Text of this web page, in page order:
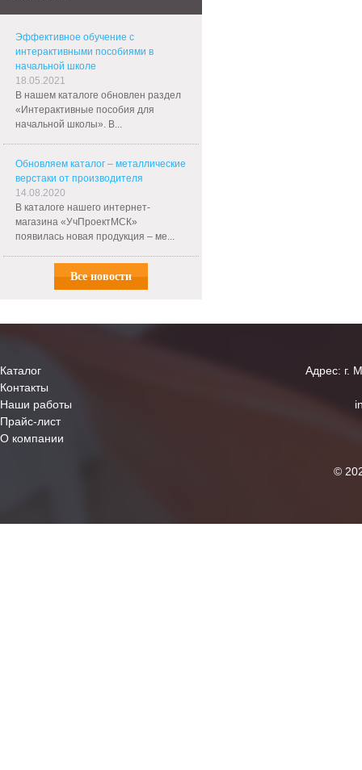
Эффективное обучение с
интерактивными пособиями в
начальной школе
18.05.2021
В нашем каталоге обновлен раздел
«Интерактивные пособия для
начальной школы». В...
Обновляем каталог – металлические
верстаки от производителя
14.08.2020
В каталоге нашего интернет-
магазина «УчПроектМСК»
появилась новая продукция – ме...
Все новости
Каталог
Контакты
Наши работы
Прайс-лист
О компании
Адрес: г.
©